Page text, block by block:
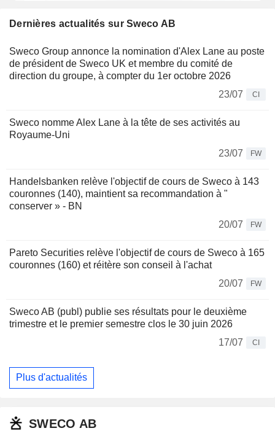
Dernières actualités sur Sweco AB
Sweco Group annonce la nomination d'Alex Lane au poste
de président de Sweco UK et membre du comité de
direction du groupe, à compter du 1er octobre 2026
23/07
CI
Sweco nomme Alex Lane à la tête de ses activités au
Royaume-Uni
23/07
FW
Handelsbanken relève l'objectif de cours de Sweco à 143
couronnes (140), maintient sa recommandation à "
conserver » - BN
20/07
FW
Pareto Securities relève l'objectif de cours de Sweco à 165
couronnes (160) et réitère son conseil à l'achat
20/07
FW
Sweco AB (publ) publie ses résultats pour le deuxième
trimestre et le premier semestre clos le 30 juin 2026
17/07
CI
Plus d'actualités
SWECO AB